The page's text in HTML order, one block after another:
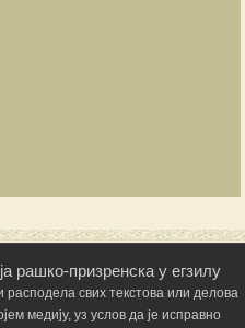
рашко-призренска у егзилу
свих текстова или делова
медију, уз услов да је исправно